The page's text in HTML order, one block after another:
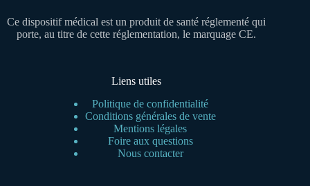
Ce dispositif médical est un produit de santé réglementé qui
porte, au titre de cette réglementation, le marquage CE.
Liens utiles
Politique de confidentialité
Conditions générales de vente
Mentions légales
Foire aux questions
Nous contacter